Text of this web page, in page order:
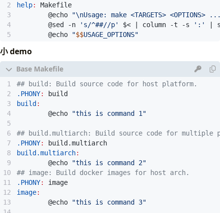
help:
Makefile
        @echo
"\nUsage: make <TARGETS>
        @sed -n
's/^##//p' $< column -t -s ':'
        @echo
"$$USAGE_OPTIONS"
小 demo
.PHONY:
build
build:
        @echo
"this is command 1"
.PHONY: build.multiarch
build.multiarch:
        @echo
"this is command 2"
.PHONY:
image
image:
        @echo
"this is command 3"